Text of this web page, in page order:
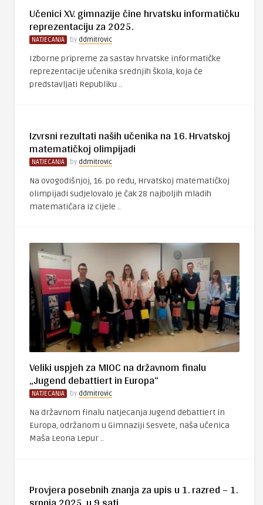
Učenici XV. gimnazije čine hrvatsku informatičku
reprezentaciju za 2025.
NATJECANJA by ddmitrovic
Izborne pripreme za sastav hrvatske informatičke
reprezentacije učenika srednjih škola, koja će
predstavljati Republiku ..
Izvrsni rezultati naših učenika na 16. Hrvatskoj
matematičkoj olimpijadi
NATJECANJA by ddmitrovic
Na ovogodišnjoj, 16. po redu, Hrvatskoj matematičkoj
olimpijadi sudjelovalo je čak 28 najboljih mladih
matematičara iz cijele ..
Veliki uspjeh za MIOC na državnom finalu
„Jugend debattiert in Europa“
NATJECANJA by ddmitrovic
Na državnom finalu natjecanja Jugend debattiert in
Europa, održanom u Gimnaziji Sesvete, naša učenica
Maša Leona Lepur ..
Provjera posebnih znanja za upis u 1. razred – 1.